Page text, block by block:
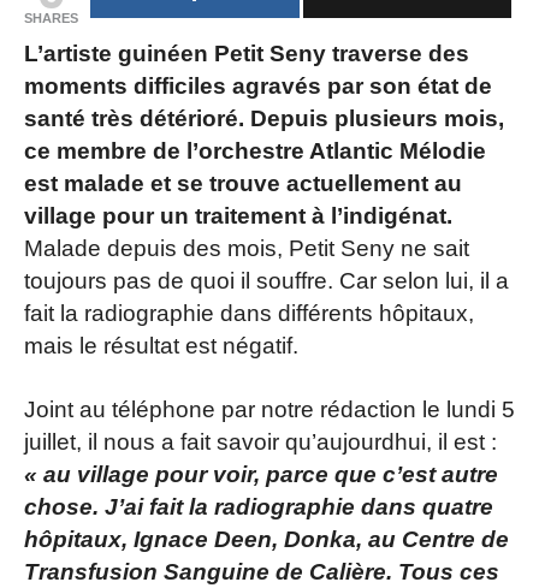
SHARES
L’artiste guinéen Petit Seny traverse des
moments difficiles agravés par son état de
santé très détérioré. Depuis plusieurs mois,
ce membre de l’orchestre Atlantic Mélodie
est malade et se trouve actuellement au
village pour un traitement à l’indigénat.
Malade depuis des mois, Petit Seny ne sait
toujours pas de quoi il souffre. Car selon lui, il a
fait la radiographie dans différents hôpitaux,
mais le résultat est négatif.
Joint au téléphone par notre rédaction le lundi 5
juillet, il nous a fait savoir qu’aujourdhui, il est :
« au village pour voir, parce que c’est autre
chose. J’ai fait la radiographie dans quatre
hôpitaux, Ignace Deen, Donka, au Centre de
Transfusion Sanguine de Calière. Tous ces